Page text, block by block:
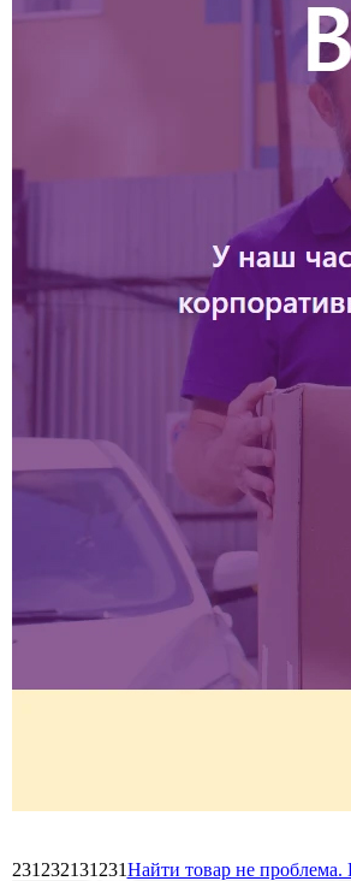
231232131231Найти товар не проблема.